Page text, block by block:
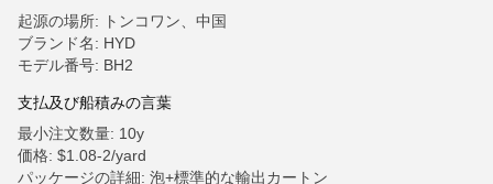
起源の場所: トンコワン、中国
ブランド名: HYD
モデル番号: BH2
支払及び船積みの言葉
最小注文数量: 10y
価格: $1.08-2/yard
パッケージの詳細: 泡+標準的な輸出カートン